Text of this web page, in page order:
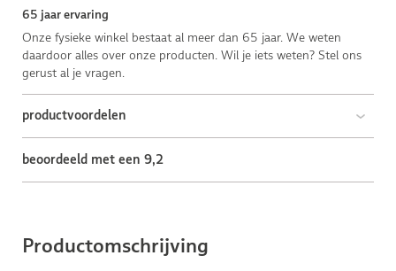
65 jaar ervaring
Onze fysieke winkel bestaat al meer dan 65 jaar. We weten
daardoor alles over onze producten. Wil je iets weten? Stel ons
gerust al je vragen.
productvoordelen
beoordeeld met een 9,2
Productomschrijving